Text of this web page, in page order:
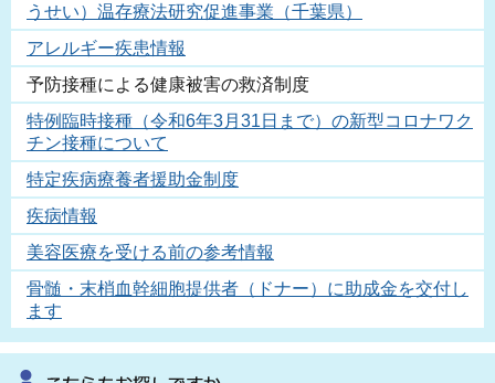
うせい）温存療法研究促進事業（千葉県）
アレルギー疾患情報
予防接種による健康被害の救済制度
特例臨時接種（令和6年3月31日まで）の新型コロナワク
チン接種について
特定疾病療養者援助金制度
疾病情報
美容医療を受ける前の参考情報
骨髄・末梢血幹細胞提供者（ドナー）に助成金を交付し
ます